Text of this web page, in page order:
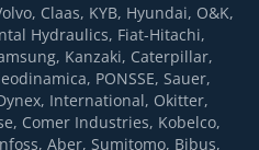
Claas, KYB, Hyundai, O&K,
Hydraulics, Fiat-Hitachi,
Kanzaki, Caterpillar,
PONSSE, Sauer,
International, Okitter,
Comer Industries, Kobelco,
Aber, Sumitomo, Bibus,